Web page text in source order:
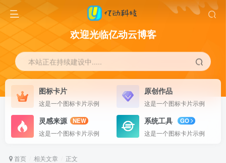
欢迎光临亿动云博客
本站正在持续建设中.....
图标卡片
这是一个图标卡片示例
原创作品
这是一个图标卡片示例
灵感来源
NEW
这是一个图标卡片示例
系统工具
GO
这是一个图标卡片示例
首页 相关文章 正文